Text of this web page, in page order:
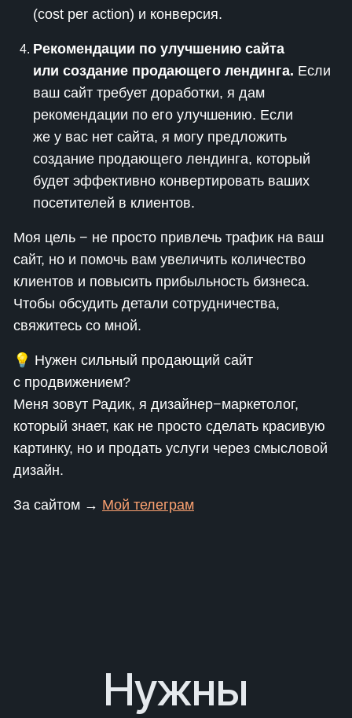
(cost per action) и конверсия.
Рекомендации по улучшению сайта
или создание продающего лендинга. Если
ваш сайт требует доработки, я дам
рекомендации по его улучшению. Если
же у вас нет сайта, я могу предложить
создание продающего лендинга, который
будет эффективно конвертировать ваших
посетителей в клиентов.
Моя цель − не просто привлечь трафик на ваш
сайт, но и помочь вам увеличить количество
клиентов и повысить прибыльность бизнеса.
Чтобы обсудить детали сотрудничества,
свяжитесь со мной.
💡 Нужен сильный продающий сайт
с продвижением?
Меня зовут Радик, я дизайнер−маркетолог,
который знает, как не просто сделать красивую
картинку, но и продать услуги через смысловой
дизайн.
За сайтом → Мой телеграм
Нужны